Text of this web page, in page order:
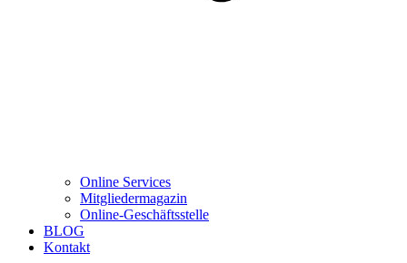
Online Services
Mitgliedermagazin
Online-Geschäftsstelle
BLOG
Kontakt